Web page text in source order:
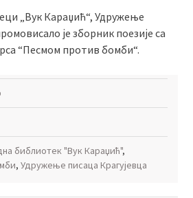
„Вук Караџић“, Удружење
је зборник поезије са
“Песмом против бомби“.
библиотек "Вук Караџић",
, Удружење писаца Крагујевца